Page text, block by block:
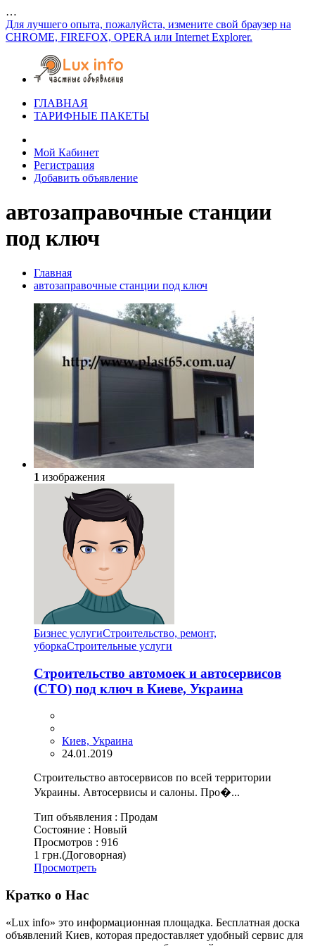
…
Для лучшего опыта, пожалуйста, измените свой браузер на
CHROME, FIREFOX, OPERA или Internet Explorer.
ГЛАВНАЯ
ТАРИФНЫЕ ПАКЕТЫ
Мой Кабинет
Регистрация
Добавить объявление
автозаправочные станции
под ключ
Главная
автозаправочные станции под ключ
1 изображения
Бизнес услугиСтроительство, ремонт,
уборкаCтроительные услуги
Строительство автомоек и автосервисов
(СТО) под ключ в Киеве, Украина
Киев, Украина
24.01.2019
Строительство автосервисов по всей территории
Украины. Автосервисы и салоны. Про�...
Тип объявления : Продам
Состояние : Новый
Просмотров : 916
1 грн.(Договорная)
Просмотреть
Кратко о Нас
«Lux info» это информационная площадка. Бесплатная доска
объявлений Киев, которая предоставляет удобный сервис для